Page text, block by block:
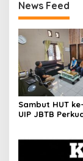
News Feed
Sambut HUT
UIP JBTB